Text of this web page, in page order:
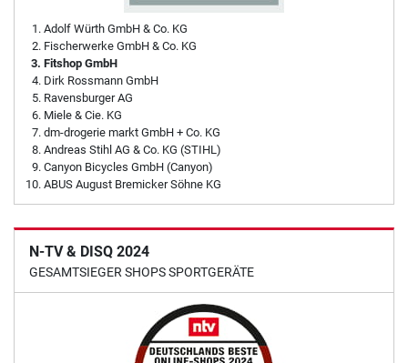
Adolf Würth GmbH & Co. KG
Fischerwerke GmbH & Co. KG
Fitshop GmbH
Dirk Rossmann GmbH
Ravensburger AG
Miele & Cie. KG
dm-drogerie markt GmbH + Co. KG
Andreas Stihl AG & Co. KG (STIHL)
Canyon Bicycles GmbH (Canyon)
ABUS August Bremicker Söhne KG
N-TV & DISQ 2024
GESAMTSIEGER SHOPS SPORTGERÄTE